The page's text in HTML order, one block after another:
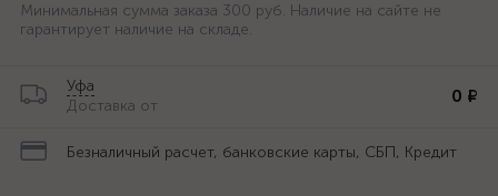
Минимальная сумма заказа 300 руб. Наличие на сайте не
гарантирует наличие на складе.
Уфа
Доставка от
0 ₽
Безналичный расчет, банковские карты, СБП, Кредит